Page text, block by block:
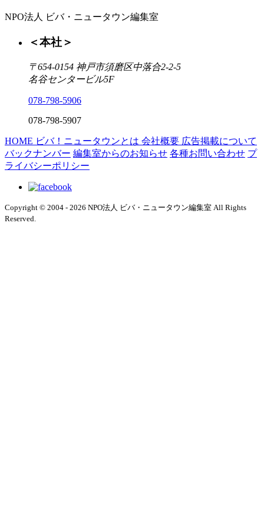
NPO法人 ビバ・ニュータウン編集室
＜本社＞
〒654-0154 神戸市須磨区中落合2-2-5
名谷センタービル5F
078-798-5906
078-798-5907
HOME ビバ！ニュータウンとは 会社概要 広告掲載について
バックナンバー 編集室からのお知らせ 各種お問い合わせ プ
ライバシーポリシー
Copyright © 2004 - 2026 NPO法人 ビバ・ニュータウン編集室 All Rights
Reserved.